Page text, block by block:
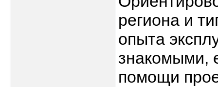
региона и
опыта
знакомыми,
помощи